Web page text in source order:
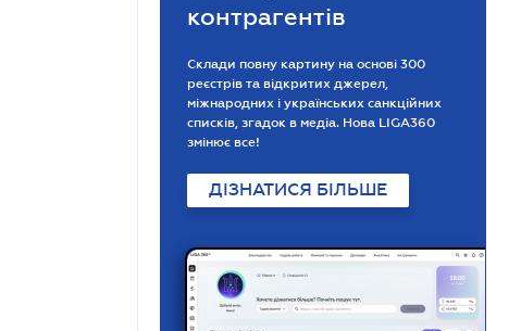
контрагентів
Склади повну картину на основі 300
реєстрів та відкритих джерел,
міжнародних і українських санкційних
списків, згадок в медіа. Нова LIGA360
змінює все!
ДІЗНАТИСЯ БІЛЬШЕ